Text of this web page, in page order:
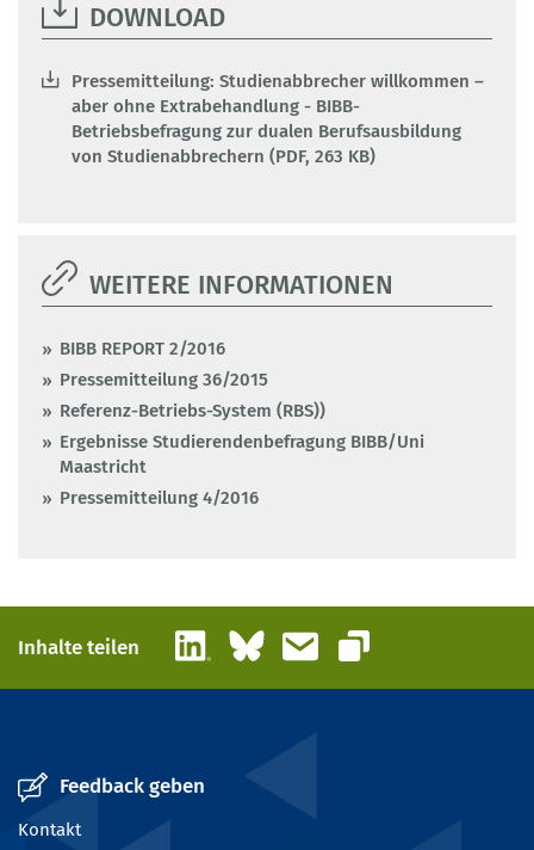
DOWNLOAD
Pressemitteilung: Studienabbrecher willkommen –
aber ohne Extrabehandlung - BIBB-
Betriebsbefragung zur dualen Berufsausbildung
von Studienabbrechern (PDF, 263 KB)
WEITERE INFORMATIONEN
BIBB REPORT 2/2016
Pressemitteilung 36/2015
Referenz-Betriebs-System (RBS))
Ergebnisse Studierendenbefragung BIBB/Uni
Maastricht
Pressemitteilung 4/2016
Inhalte teilen LinkedInBlueskyE-Mail
Link kopieren
Feedback geben
Kontakt